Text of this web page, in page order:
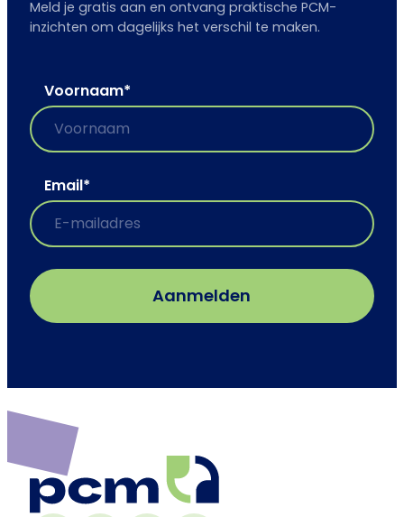
Meld je gratis aan en ontvang praktische PCM-
inzichten om dagelijks het verschil te maken.
Voornaam*
Email*